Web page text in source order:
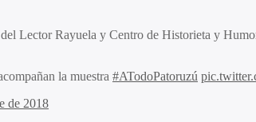
Lector Rayuela y Centro de Historieta y
la muestra #ATodoPatoruzú
de 2018